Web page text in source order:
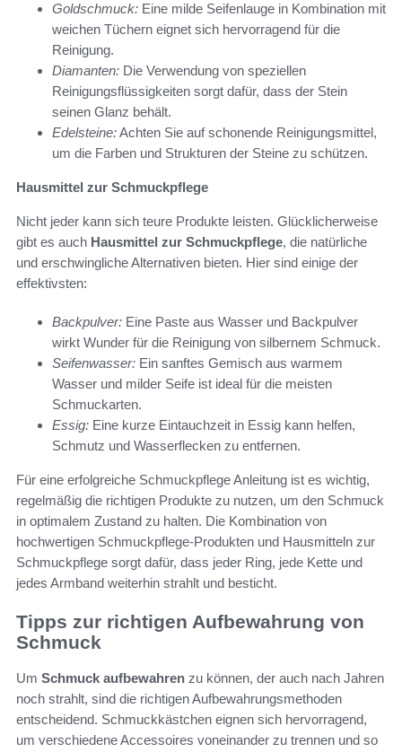
Goldschmuck: Eine milde Seifenlauge in Kombination mit
weichen Tüchern eignet sich hervorragend für die
Reinigung.
Diamanten: Die Verwendung von speziellen
Reinigungsflüssigkeiten sorgt dafür, dass der Stein
seinen Glanz behält.
Edelsteine:Achten Sie auf schonende Reinigungsmittel,
um die Farben und Strukturen der Steine zu schützen.
Hausmittel zur Schmuckpflege
Nicht jeder kann sich teure Produkte leisten. Glücklicherweise
gibt es auch Hausmittel zur Schmuckpflege, die natürliche
und erschwingliche Alternativen bieten. Hier sind einige der
effektivsten:
Backpulver: Eine Paste aus Wasser und Backpulver
wirkt Wunder für die Reinigung von silbernem Schmuck.
Seifenwasser: Ein sanftes Gemisch aus warmem
Wasser und milder Seife ist ideal für die meisten
Schmuckarten.
Essig: Eine kurze Eintauchzeit in Essig kann helfen,
Schmutz und Wasserflecken zu entfernen.
Für eine erfolgreiche Schmuckpflege Anleitung ist es wichtig,
regelmäßig die richtigen Produkte zu nutzen, um den Schmuck
in optimalem Zustand zu halten. Die Kombination von
hochwertigen Schmuckpflege-Produkten und Hausmitteln zur
Schmuckpflege sorgt dafür, dass jeder Ring, jede Kette und
jedes Armband weiterhin strahlt und besticht.
Tipps zur richtigen Aufbewahrung von
Schmuck
Um Schmuck aufbewahren zu können, der auch nach Jahren
noch strahlt, sind die richtigen Aufbewahrungsmethoden
entscheidend. Schmuckkästchen eignen sich hervorragend,
um verschiedene Accessoires voneinander zu trennen und so